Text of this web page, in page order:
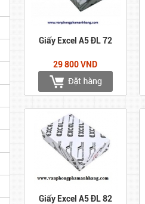
Giấy Excel A5 ĐL 72
29 800 VND
Giấy Excel A5 ĐL 82